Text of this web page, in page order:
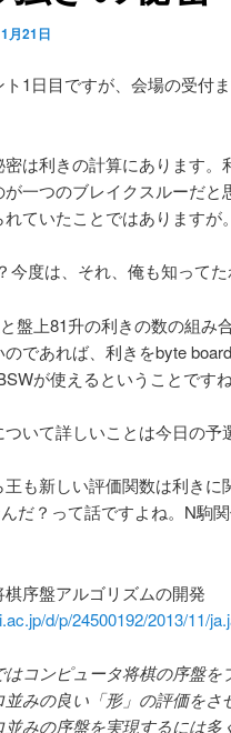
月21日
1日目ですが、会場の受付
は利きの計算にあります。
が一つのブレイクスルーだ
ていたことではありますが。
今度は、それ、俺も知って
盤上81升の利きの数の組み
であれば、利きをbyte
が使えるということですね
いて詳しいことは今日の予
王も新しい評価関数は利き
だ？って話ですよね。N駒
序盤アルゴリズムの開発
d/p/24500192/2013/11/
はコンピュータ将棋の序盤を
並みの良い「形」の評価を
並みの序盤を実現するには